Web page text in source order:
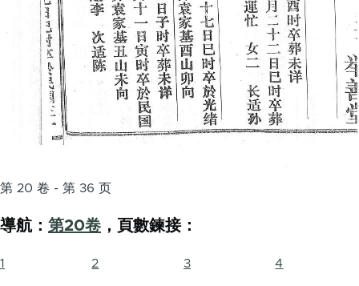
第 20 卷 - 第 36 页
導航： 第20卷 ，頁數鍊接：
1 2 3 4